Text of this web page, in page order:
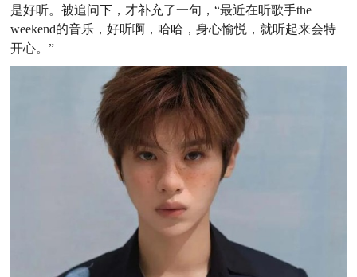
是好听。被追问下，才补充了一句，“最近在听歌手the
weekend的音乐，好听啊，哈哈，身心愉悦，就听起来会特
开心。”